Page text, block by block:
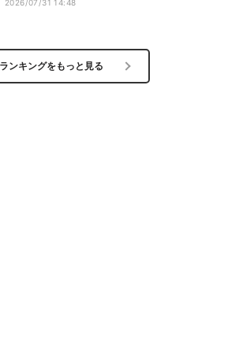
2026/07/31 14:48
ランキングをもっと見る